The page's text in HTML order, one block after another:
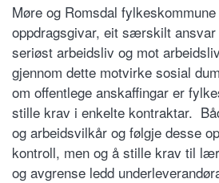
Møre og Romsdal
oppdragsgivar, eit særskilt
seriøst arbeidsliv og mot
gjennom dette motvirke sosial
om offentlege anskaffingar er
stille krav i enkelte kontraktar.
og arbeidsvilkår og følgje desse
kontroll, men og å stille krav til
og avgrense ledd